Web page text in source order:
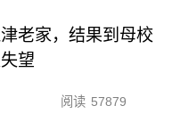
老家，结果到母校
望
阅读 57879